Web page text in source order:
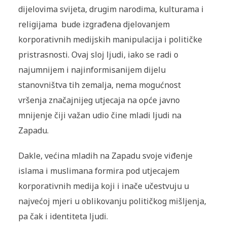
dijelovima svijeta, drugim narodima, kulturama i
religijama bude izgrađena djelovanjem
korporativnih medijskih manipulacija i političke
pristrasnosti. Ovaj sloj ljudi, iako se radi o
najumnijem i najinformisanijem dijelu
stanovništva tih zemalja, nema mogućnost
vršenja značajnijeg utjecaja na opće javno
mnijenje čiji važan udio čine mladi ljudi na
Zapadu.
Dakle, većina mladih na Zapadu svoje viđenje
islama i muslimana formira pod utjecajem
korporativnih medija koji i inače učestvuju u
najvećoj mjeri u oblikovanju političkog mišljenja,
pa čak i identiteta ljudi.